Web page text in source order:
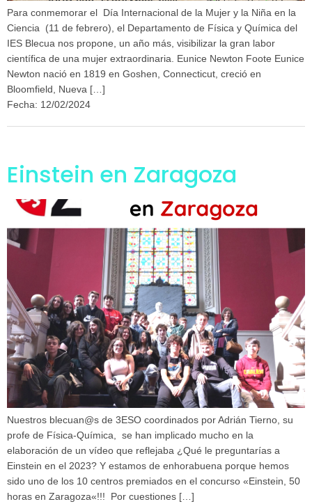
Para conmemorar el Día Internacional de la Mujer y la Niña en la
Ciencia (11 de febrero), el Departamento de Física y Química del
IES Blecua nos propone, un año más, visibilizar la gran labor
científica de una mujer extraordinaria. Eunice Newton Foote Eunice
Newton nació en 1819 en Goshen, Connecticut, creció en
Bloomfield, Nueva […]
Fecha: 12/02/2024
Einstein en Zaragoza
Nuestros blecuan@s de 3ESO coordinados por Adrián Tierno, su
profe de Física-Química, se han implicado mucho en la
elaboración de un vídeo que reflejaba ¿Qué le preguntarías a
Einstein en el 2023? Y estamos de enhorabuena porque hemos
sido uno de los 10 centros premiados en el concurso «Einstein, 50
horas en Zaragoza«!!! Por cuestiones […]